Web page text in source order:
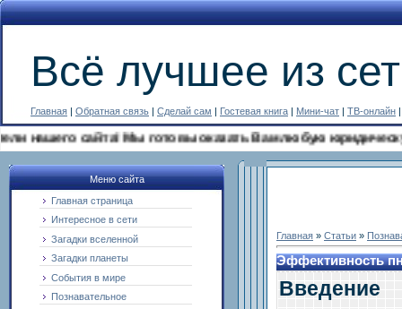
Всё лучшее из
Главная | Обратная связь | Сделай сам | Гостевая книга | Мини-чат | ТВ-онлайн
сайта! Мы готовы оказать Вам любую юридическую
Меню сайта
Главная страница
Интересное в сети
Загадки вселенной
Загадки планеты
События в мире
Познавательное
Главная » Статьи »
Эффективность
Введение